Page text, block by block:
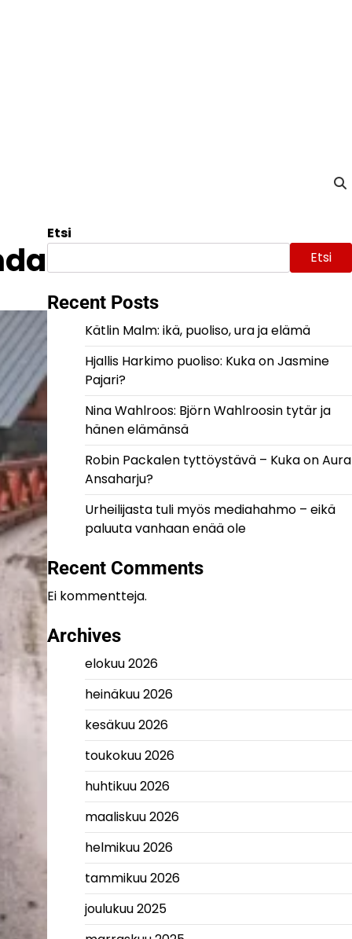
Etsi
Etsi
Recent Posts
Kätlin Malm: ikä, puoliso, ura ja elämä
Hjallis Harkimo puoliso: Kuka on Jasmine
Pajari?
Nina Wahlroos: Björn Wahlroosin tytär ja
hänen elämänsä
Robin Packalen tyttöystävä – Kuka on Aura
Ansaharju?
Urheilijasta tuli myös mediahahmo – eikä
paluuta vanhaan enää ole
Recent Comments
Ei kommentteja.
Archives
elokuu 2026
heinäkuu 2026
kesäkuu 2026
toukokuu 2026
huhtikuu 2026
maaliskuu 2026
helmikuu 2026
tammikuu 2026
joulukuu 2025